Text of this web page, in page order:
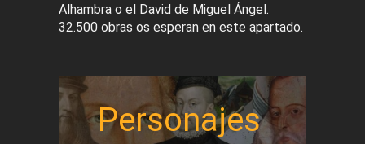
Alhambra o el David de Miguel Ángel.
32.500 obras os esperan en este apartado.
Personajes